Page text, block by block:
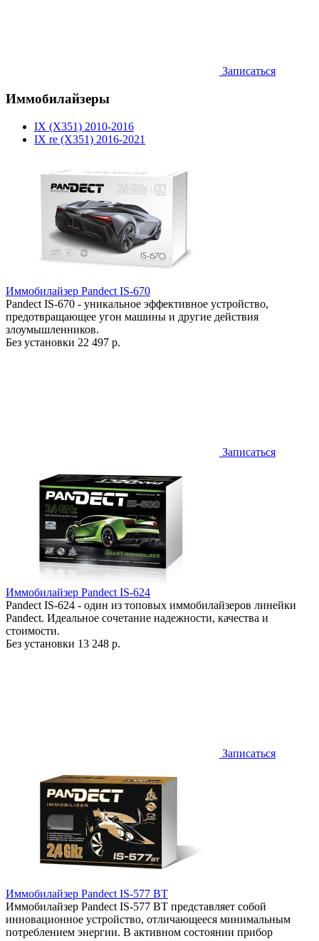
Записаться
Иммобилайзеры
IX (X351) 2010-2016
IX re (X351) 2016-2021
Иммобилайзер Pandect IS-670
Pandect IS-670 - уникальное эффективное устройство,
предотвращающее угон машины и другие действия
злоумышленников.
Без установки 22 497 р.
Записаться
Иммобилайзер Pandect IS-624
Pandect IS-624 - один из топовых иммобилайзеров линейки
Pandect. Идеальное сочетание надежности, качества и
стоимости.
Без установки 13 248 р.
Записаться
Иммобилайзер Pandect IS-577 BT
Иммобилайзер Pandect IS-577 BT представляет собой
инновационное устройство, отличающееся минимальным
потреблением энергии. В активном состоянии прибор